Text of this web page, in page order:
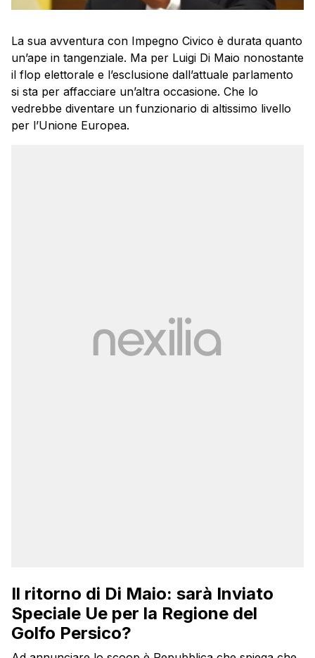
La sua avventura con Impegno Civico è durata quanto
un’ape in tangenziale. Ma per Luigi Di Maio nonostante
il flop elettorale e l’esclusione dall’attuale parlamento
si sta per affacciare un’altra occasione. Che lo
vedrebbe diventare un funzionario di altissimo livello
per l’Unione Europea.
Il ritorno di Di Maio: sarà Inviato
Speciale Ue per la Regione del
Golfo Persico?